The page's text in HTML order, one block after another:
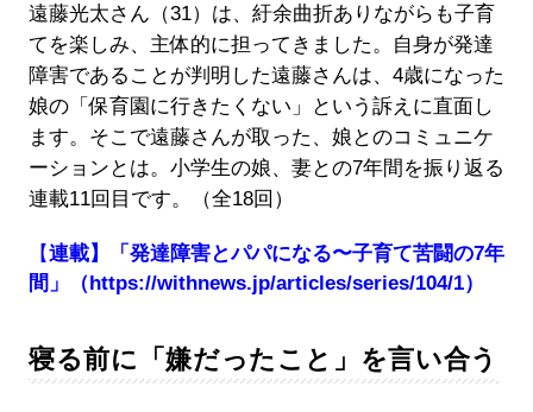
遠藤光太さん（31）は、紆余曲折ありながらも子育
てを楽しみ、主体的に担ってきました。自身が発達
障害であることが判明した遠藤さんは、4歳になった
娘の「保育園に行きたくない」という訴えに直面し
ます。そこで遠藤さんが取った、娘とのコミュニケ
ーションとは。小学生の娘、妻との7年間を振り返る
連載11回目です。（全18回）
【連載】「発達障害とパパになる〜子育て苦闘の7年
間」
（https://withnews.jp/articles/series/104/1）
寝る前に「嫌だったこと」を言い合う